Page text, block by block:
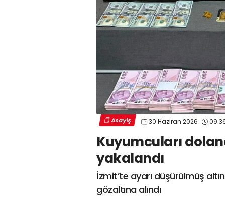
Asayiş 30 Haziran 2026
Kuyumcuları
yakalandı
İzmit’te ayarı düşürülmüş
gözaltına alındı